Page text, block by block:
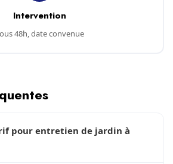
Intervention
48h, date convenue
pour entretien de jardin à